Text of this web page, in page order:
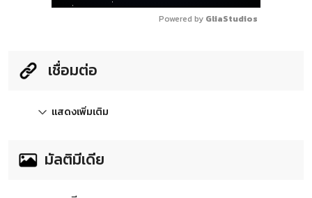
Powered by GliaStudios
เชื่อมต่อ
แสดงเพิ่มเติม
มัลติมีเดีย